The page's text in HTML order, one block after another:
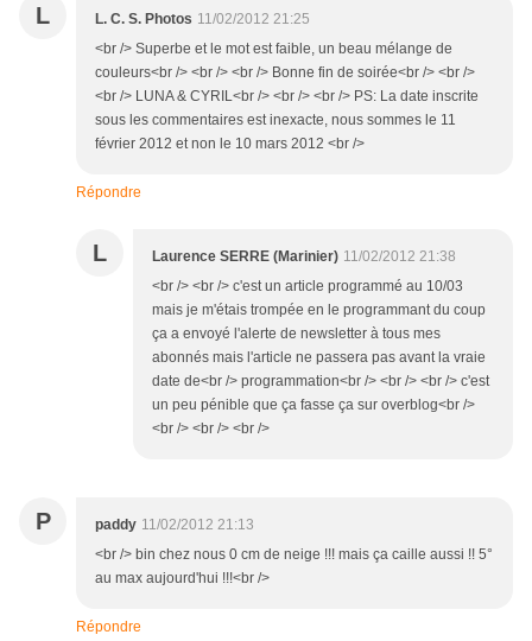
L L. C. S. Photos 11/02/2012 21:25
<br /> Superbe et le mot est faible, un beau mélange de
couleurs<br /> <br /> <br /> Bonne fin de soirée<br /> <br />
<br /> LUNA & CYRIL<br /> <br /> <br /> PS: La date inscrite
sous les commentaires est inexacte, nous sommes le 11
février 2012 et non le 10 mars 2012 <br />
Répondre
L Laurence SERRE (Marinier) 11/02/2012 21:38
<br /> <br /> c'est un article programmé au 10/03
mais je m'étais trompée en le programmant du coup
ça a envoyé l'alerte de newsletter à tous mes
abonnés mais l'article ne passera pas avant la vraie
date de<br /> programmation<br /> <br /> <br /> c'est
un peu pénible que ça fasse ça sur overblog<br />
<br /> <br /> <br />
P paddy 11/02/2012 21:13
<br /> bin chez nous 0 cm de neige !!! mais ça caille aussi !! 5°
au max aujourd'hui !!!<br />
Répondre